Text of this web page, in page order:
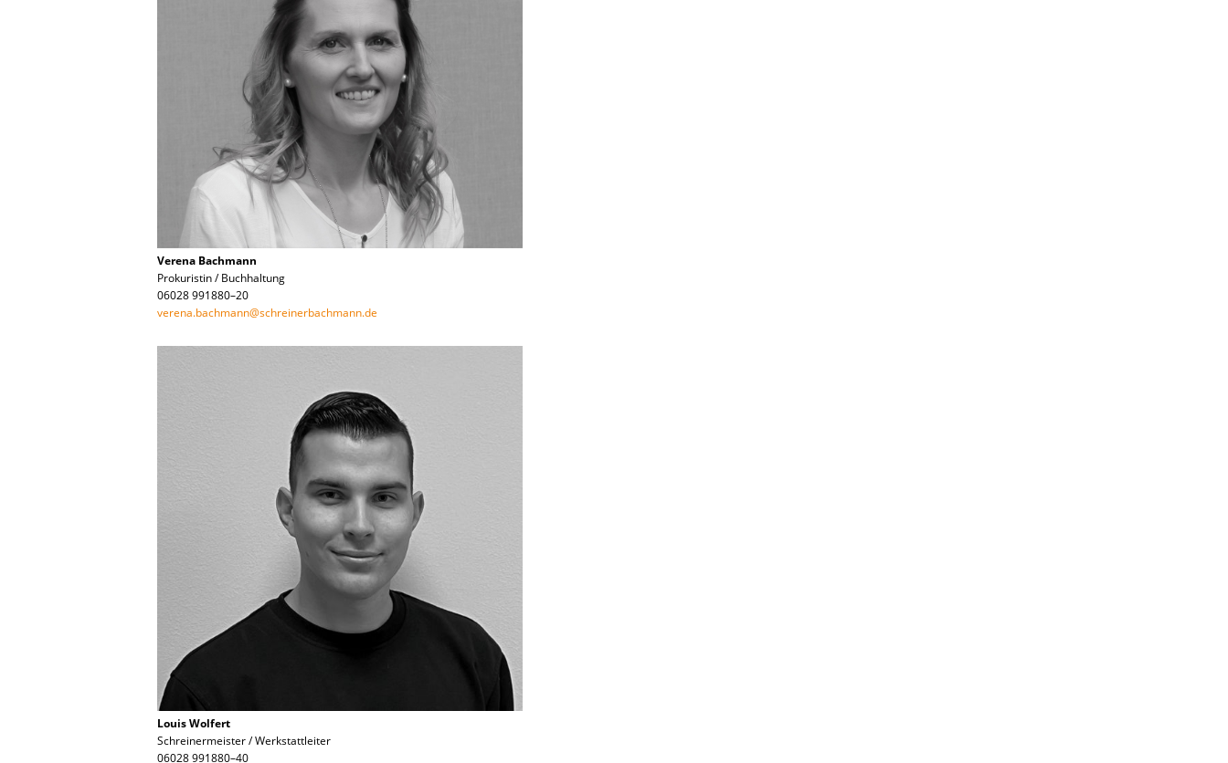
Verena Bachmann
Prokuristin / Buchhaltung
06028 991880–20
verena.bachmann@schreinerbachmann.de
Louis Wolfert
Schreinermeister / Werkstattleiter
06028 991880–40